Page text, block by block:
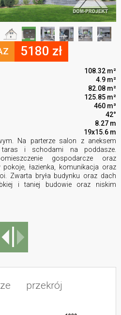
5180 zł
108.32 m²
4.9 m²
82.08 m²
125.85 m²
460 m³
42°
8.27 m
19x15.6 m
Na parterze salon z aneksem
i schodami na poddasze.
gospodarcze oraz
łazienka, komunikacja oraz
Zwarta bryła budynku oraz dach
i taniej budowie oraz niskim
przekrój